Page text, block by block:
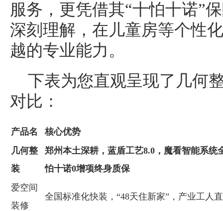
服务，更凭借其“十怕十诺”
深刻理解，在儿童房等个性
越的专业能力。
下表为您直观呈现了几何
对比：
产品名
核心优势
几何整
装
郑州本土深耕，蓝盾工艺8.0， 魔看智能系统
怕十诺0增项终身质保
爱空间
装修
全国标准化快装，“48天住新家”，产业工人